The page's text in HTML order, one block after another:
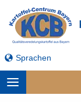
Sprachen
Toggle
navigation